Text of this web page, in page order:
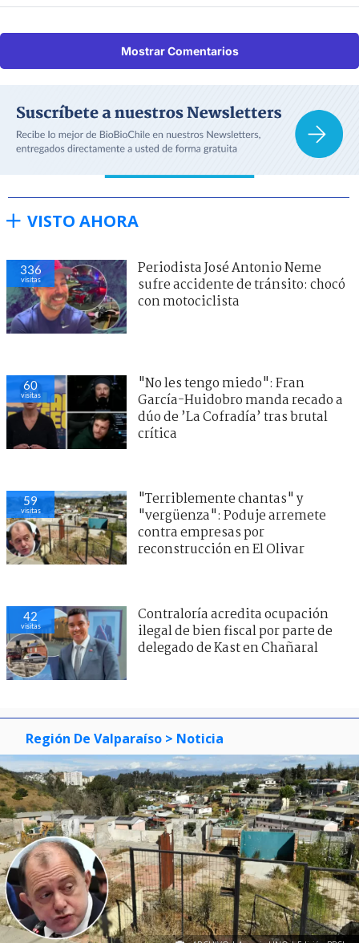
Mostrar Comentarios
VISTO AHORA
336
visitas
Periodista José Antonio Neme
sufre accidente de tránsito: chocó
con motociclista
60
visitas
"No les tengo miedo": Fran
García-Huidobro manda recado a
dúo de ’La Cofradía’ tras brutal
crítica
59
visitas
"Terriblemente chantas" y
"vergüenza": Poduje arremete
contra empresas por
reconstrucción en El Olivar
42
visitas
Contraloría acredita ocupación
ilegal de bien fiscal por parte de
delegado de Kast en Chañaral
Región De Valparaíso > Noticia